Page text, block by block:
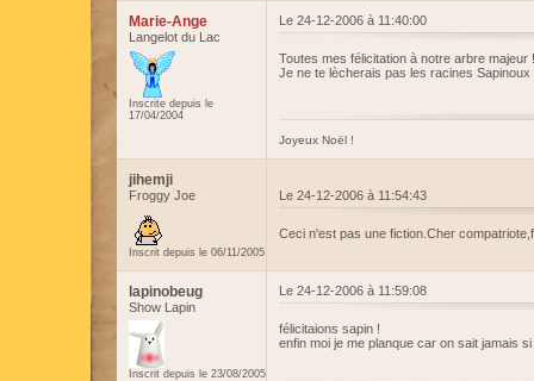
Marie-Ange
Langelot du Lac
Inscrite depuis le
17/04/2004
Le 24-12-2006 à 11:40:00
Toutes mes félicitation à notre arbre majeur !
Je ne te lècherais pas les racines Sapinoux
Joyeux Noël !
jihemji
Froggy Joe
Inscrit depuis le 06/11/2005
Le 24-12-2006 à 11:54:43
Ceci n'est pas une fiction.Cher
lapinobeug
Show Lapin
Inscrit depuis le 23/08/2005
Le 24-12-2006 à 11:59:08
félicitaions sapin !
enfin moi je me planque car on sait jamais